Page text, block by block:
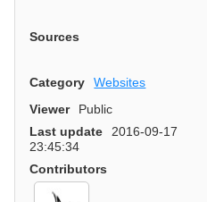
Sources
Category Websites
Viewer
Public
Last update
2016-09-17
23:45:34
Contributors